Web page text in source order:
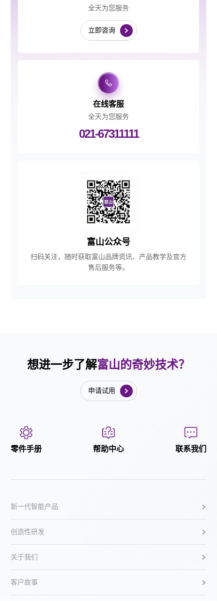
全天为您服务
立即咨询
在线客服
全天为您服务
021-67311111
富山公众号
扫码关注，随时获取富山品牌资讯、产品教学及官方
售后服务等。
想进一步了解富山的奇妙技术？
申请试用
零件手册 帮助中心 联系我们
新一代智能产品
创造性研发
关于我们
客户故事